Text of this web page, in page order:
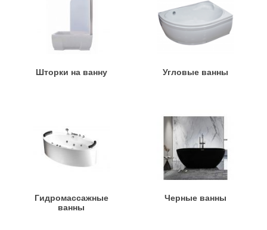
Шторки на ванну Угловые ванны
Гидромассажные
ванны
Черные ванны